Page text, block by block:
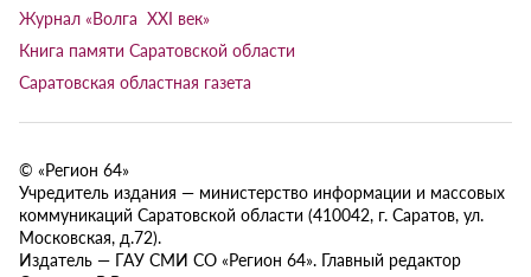
Журнал «Волга XXI век»
Книга памяти Саратовской области
Саратовская областная газета
© «Регион 64»
Учредитель издания — министерство информации и массовых
коммуникаций Саратовской области (410042, г. Саратов, ул.
Московская, д.72).
Издатель — ГАУ СМИ СО «Регион 64». Главный редактор